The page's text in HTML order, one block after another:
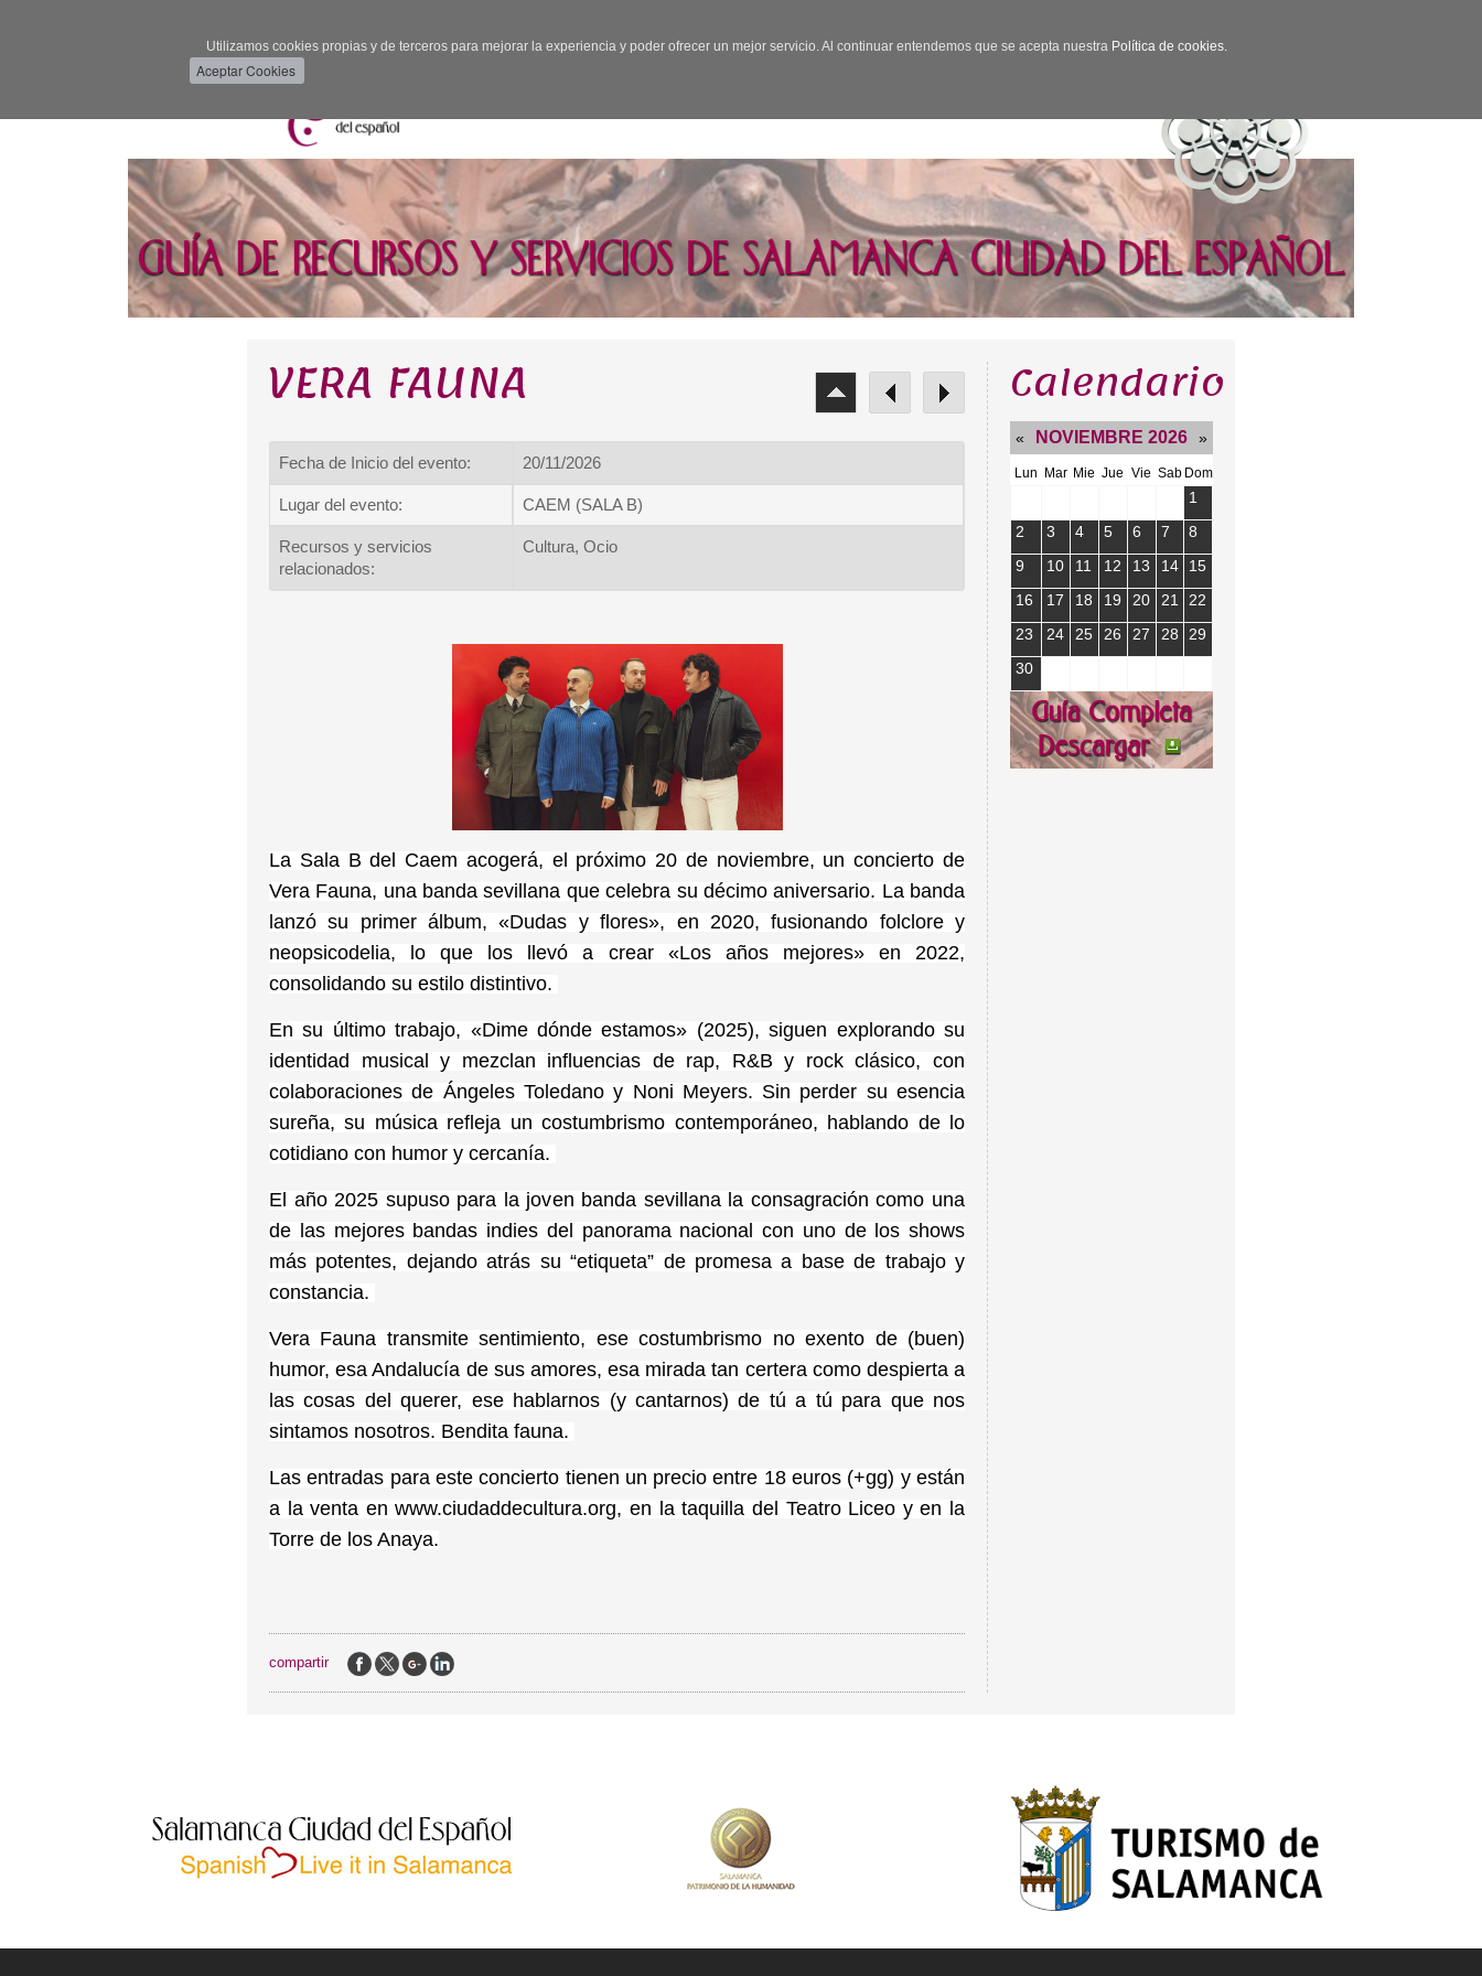
Utilizamos cookies propias y de terceros para mejorar la experiencia y poder ofrecer un mejor servicio. Al continuar entendemos que se acepta nuestra Política de cookies.
VERA FAUNA
Fecha de Inicio del evento: 20/11/2026
Lugar del evento: CAEM (SALA B)
Recursos y servicios
relacionados:
Cultura, Ocio
La Sala B del Caem acogerá, el próximo 20 de noviembre, un concierto de
Vera Fauna, una banda sevillana que celebra su décimo aniversario. La banda
lanzó su primer álbum, «Dudas y flores», en 2020, fusionando folclore y
neopsicodelia, lo que los llevó a crear «Los años mejores» en 2022,
consolidando su estilo distintivo.
En su último trabajo, «Dime dónde estamos» (2025), siguen explorando su
identidad musical y mezclan influencias de rap, R&B y rock clásico, con
colaboraciones de Ángeles Toledano y Noni Meyers. Sin perder su esencia
sureña, su música refleja un costumbrismo contemporáneo, hablando de lo
cotidiano con humor y cercanía.
El año 2025 supuso para la joven banda sevillana la consagración como una
de las mejores bandas indies del panorama nacional con uno de los shows
más potentes, dejando atrás su “etiqueta” de promesa a base de trabajo y
constancia.
Vera Fauna transmite sentimiento, ese costumbrismo no exento de (buen)
humor, esa Andalucía de sus amores, esa mirada tan certera como despierta a
las cosas del querer, ese hablarnos (y cantarnos) de tú a tú para que nos
sintamos nosotros. Bendita fauna.
Las entradas para este concierto tienen un precio entre 18 euros (+gg) y están
a la venta en www.ciudaddecultura.org, en la taquilla del Teatro Liceo y en la
Torre de los Anaya.
compartir
Calendario